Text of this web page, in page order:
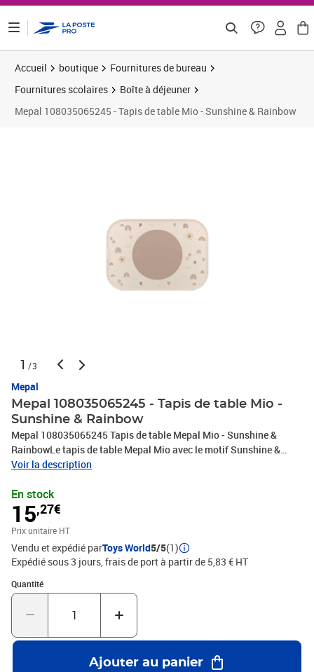
Accueil boutique
Fournitures de bureau
Fournitures scolaires
Boîte à déjeuner
Mepal 108035065245 - Tapis de table Mio - Sunshine & Rainbow
1 /3
Mepal
Mepal 108035065245 - Tapis de table Mio -
Sunshine & Rainbow
Mepal 108035065245 Tapis de table Mepal Mio - Sunshine &
RainbowLe tapis de table Mepal Mio avec le motif Sunshine &
Rainbow rend chaque repas joyeux et pratique. Il est équipé d'un
enfant bien en place, réduisant ainsi les risques de renversement.
Le cercle antidérapant et le tapis de table sont faciles à nettoyer.
De plus, le tapis de table peut être utilisé comme un plateau, ce qui
le rend multifonctionnel. Fabriqué dans un matériau durable et
sans BPA, adapté à un usage quotidien. Le design coloré Sunshine
& Rainbow ajoute une ambiance joyeuse à la table.Sans
BPAConvient au contact alimentaireNe convient pas au micro-
ondesNe convient pas au congélateurPasse au lave-vaisselleÀ
partir de : 3 ans
Voir la description
En stock
15,27€
Prix unitaire HT
Vendu et expédié parToys World5/5(1)
Expédié sous 3 jours, frais de port à partir de 5,83 € HT
Quantité
Quantité : 1
Ajouter au panier